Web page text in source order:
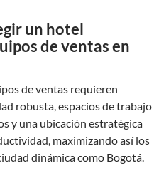
un hotel
de ventas en
de ventas requieren
robusta, espacios de trabajo
y una ubicación estratégica
maximizando así los
dinámica como Bogotá.